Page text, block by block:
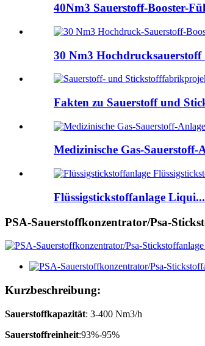
40Nm3 Sauerstoff-Booster-
30 Nm3 Hochdrucksauerstoff
Fakten zu Sauerstoff und
Medizinische Gas-Sauerstoff-
Flüssigstickstoffanlage Liqui...
PSA-Sauerstoffkonzentrator/Psa-
Kurzbeschreibung:
Sauerstoffkapazität: 3-400 Nm3/h
Sauerstoffreinheit:93%-95%